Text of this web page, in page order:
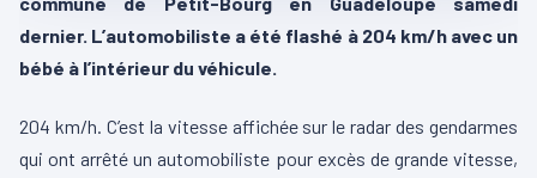
dernier. L’automobiliste a été flashé à 204 km/h avec un
bébé à l’intérieur du véhicule.
204 km/h. C’est la vitesse affichée sur le radar des gendarmes
qui ont arrêté un automobiliste pour excès de grande vitesse,